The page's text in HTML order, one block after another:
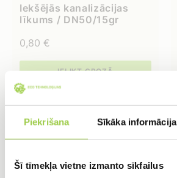
Piekrišana Sīkāka informācija
Šī tīmekļa vietne izmanto sīkfailus
Iekšējās kanalizācijas
līkums / DN50/15gr
0,80 €
IELIKT GROZĀ